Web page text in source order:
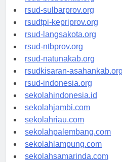
rsud-brebeskab.org
rsud-sulbarprov.org
rsudtpi-kepriprov.org
rsud-langsakota.org
rsud-ntbprov.org
rsud-natunakab.org
rsudkisaran-asahankab.org
rsud-indonesia.org
sekolahindonesia.id
sekolahjambi.com
sekolahriau.com
sekolahpalembang.com
sekolahlampung.com